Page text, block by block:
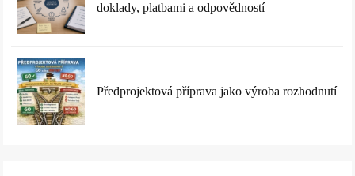
doklady, platbami a odpovědností
Předprojektová příprava jako výroba rozhodnutí